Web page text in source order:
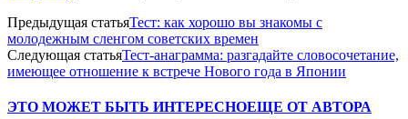
Предыдущая статьяТест: как хорошо вы знакомы с
молодежным сленгом советских времен
Следующая статьяТест-анаграмма: разгадайте словосочетание,
имеющее отношение к встрече Нового года в Японии
ЭТО МОЖЕТ БЫТЬ ИНТЕРЕСНОЕЩЕ ОТ АВТОРА